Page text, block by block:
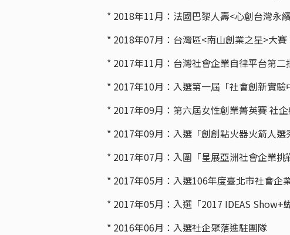
* 2018年11月：法國巴黎人壽<心創台灣永
* 2018年07月：台灣區<南山創業之星>大賽
* 2017年11月：台灣社會企業自律平台第二
* 2017年10月：入選第一屆「社會創新實
* 2017年09月：第六屆女性創業菁英賽 社
* 2017年09月：入選「創創點火器火箭人
* 2017年07月：入圍「星展亞洲社會企業挑
* 2017年05月：入選106年度臺北市社會企
* 2017年05月：入選「2017 IDEAS Show+
* 2016年06月：入選社企聚落進駐團隊